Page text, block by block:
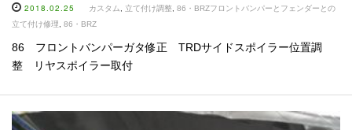
2018.02.25 カスタム 立て付け調整 86・BRZフロントバンパーとフェンダーとの
立て付け修理
86・BRZ
86 フロントバンパーガタ修正 TRDサイドスポイラー位置調
整 リヤスポイラー取付